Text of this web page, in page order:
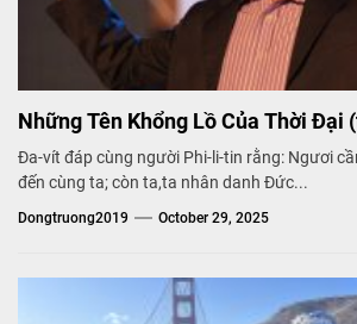
Những Tên Khổng Lồ Của Thời Đại
Đa-vít đáp cùng người Phi-li-tin rằng: Ngươi
đến cùng ta; còn ta,ta nhân danh Đức...
Dongtruong2019 October 29, 2025